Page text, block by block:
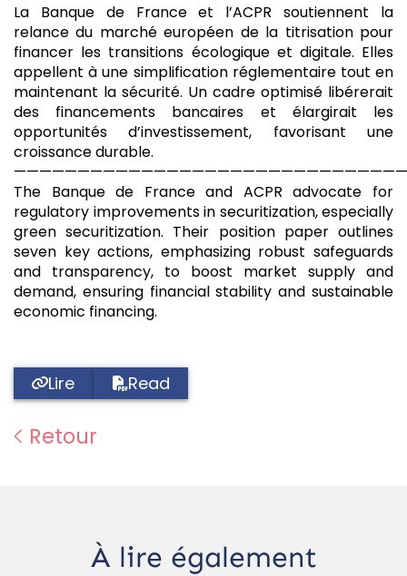
La Banque de France et l’ACPR soutiennent la
relance du marché européen de la titrisation pour
financer les transitions écologique et digitale. Elles
appellent à une simplification réglementaire tout en
maintenant la sécurité. Un cadre optimisé libérerait
des financements bancaires et élargirait les
opportunités d’investissement, favorisant une
croissance durable.
The Banque de France and ACPR advocate for
regulatory improvements in securitization, especially
green securitization. Their position paper outlines
seven key actions, emphasizing robust safeguards
and transparency, to boost market supply and
demand, ensuring financial stability and sustainable
economic financing.
Lire Read
Retour
À lire également